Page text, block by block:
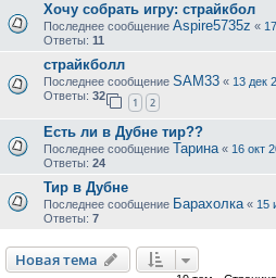
Хочу собрать игру: страйкбол
Последнее сообщение Aspire5735z «
Ответы: 11
страйкболл
Последнее сообщение SAM33 « 13 дек
Ответы: 32
1 2
Есть ли в Дубне тир??
Последнее сообщение Тарина « 16 окт
Ответы: 24
Тир в Дубне
Последнее сообщение Барахолка « 15
Ответы: 7
Новая тема